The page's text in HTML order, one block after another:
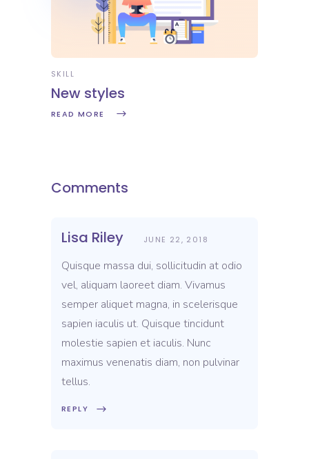
SKILL
New styles
READ MORE
Comments
Lisa Riley JUNE 22, 2018
Quisque massa dui, sollicitudin at odio
vel, aliquam laoreet diam. Vivamus
semper aliquet magna, in scelerisque
sapien iaculis ut. Quisque tincidunt
molestie sapien et iaculis. Nunc
maximus venenatis diam, non pulvinar
tellus.
REPLY